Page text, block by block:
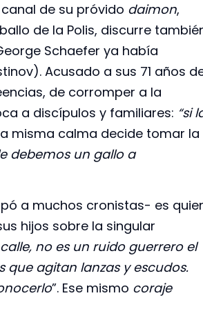
de su próvido daimon,
de la Polis, discurre
Schaefer ya había
Acusado a sus 71 años
de corromper a la
a discípulos y familiares: “si
misma calma decide tomar la
debemos un gallo a
a muchos cronistas- es
hijos sobre la singular
no es un ruido guerrero el
que agitan lanzas y escudos.
”. Ese mismo coraje